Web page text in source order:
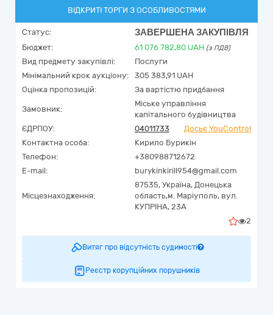
ВІДКРИТІ ТОРГИ З ОСОБЛИВОСТЯМИ
Статус: ЗАВЕРШЕНА ЗАКУПІВЛЯ
Бюджет: 61 076 782,80 UAH (з ПДВ)
Вид предмету закупівлі:
Послуги
Мінімальний крок аукціону:
305 383,91 UAH
Оцінка пропозицій:
За вартістю придбання
Замовник:
Міське управління
капітального будівництва
ЄДРПОУ:
04011733
Досьє YouControl
Контактна особа:
Кирило Бурикін
Телефон:
+380988712672
E-mail:
burykinkirill954@gmail.com
Місцезнаходження:
87535, Україна, Донецька
область,м. Маріуполь, вул.
КУПРІНА, 23А
2
Витяг про відсутність судимості
Реєстр корупційних порушників